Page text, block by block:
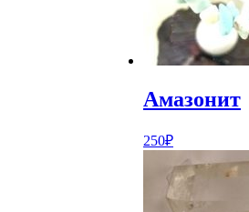
Амазонит
250₽